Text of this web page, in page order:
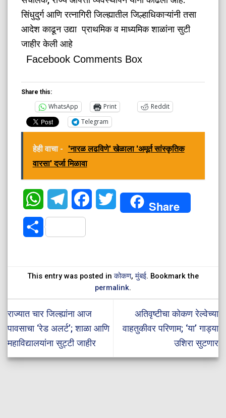
सिंधुदुर्ग आणि रत्नागिरी जिल्ह्यातील जिल्हाधिकाऱ्यांनी तसा
आदेश काढून उद्या प्राथमिक व माध्यमिक शाळांना सुटी
जाहीर केली आहे
Facebook Comments Box
Share this:
WhatsApp Print
Reddit
Telegram
हेही वाचा -
'नारळ लढविणे' खेळाला 'अमूर्त सांस्कृतिक
वारसा' दर्जा मिळावा
WhatsAppTelegramFacebookTwitter Share
Share
This entry was posted inकोकण,मुंबई. Bookmark the
permalink.
राज्यात चार जिल्ह्यांना आज
पावसाचा ‘रेड अलर्ट’; शाळा आणि
महाविद्यालयांना सुट्टी जाहीर
अतिवृष्टीचा कोकण रेल्वेच्या
वाहतुकीवर परिणाम; ‘या’ गाड्या
उशिरा सुटणार